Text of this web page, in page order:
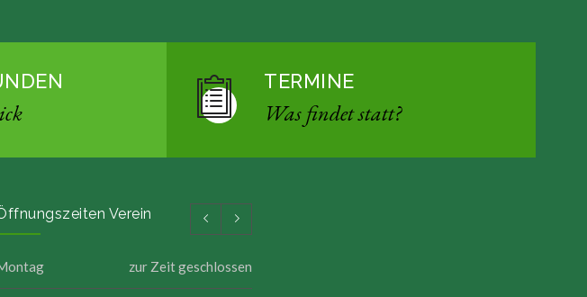
TERMINE
Was findet statt?
Verein
zur Zeit geschlossen